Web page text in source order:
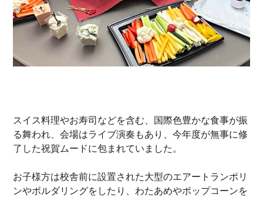
スイス料理やお寿司などを含む、国際色豊かな食事が振
る舞われ、会場はライブ演奏もあり、今年度が無事に修
了した祝賀ムードに包まれていました。
お子様方は校舎前に設置された大型のエアートランポリ
ンやボルダリングをしたり、わたあめやポップコーンを